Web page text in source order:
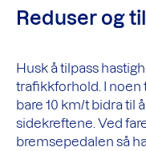
Reduser og
Husk å tilpass
trafikkforhold. I noen
bare 10 km/t bidra til
sidekreftene. Ved
bremsepedalen så